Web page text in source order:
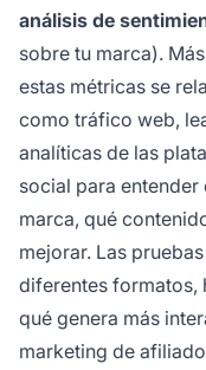
análisis de
sobre tu marca).
estas métricas se
como tráfico web,
analíticas de las
social para
marca, qué
mejorar. Las
diferentes formatos,
qué genera más
marketing de